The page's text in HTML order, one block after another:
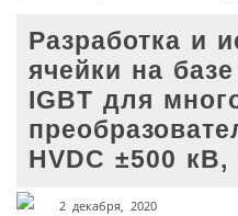
Разработка и
ячейки на
IGBT для
HVDC ±500
2 декабря, 2020